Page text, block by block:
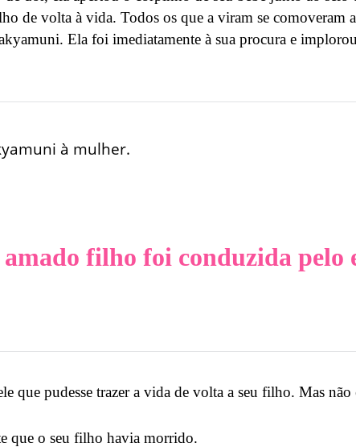
de volta à vida. Todos os que a viram se comoveram
Ela foi imediatamente à sua procura e
à mulher.
filho foi conduzida pelo
que pudesse trazer a vida de volta a seu filho. Mas
que o seu filho havia morrido.